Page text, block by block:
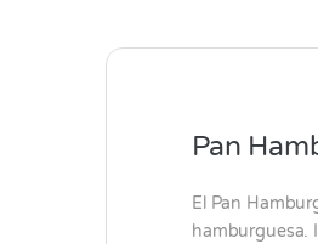
Pan
El Pan
hamburguesa.